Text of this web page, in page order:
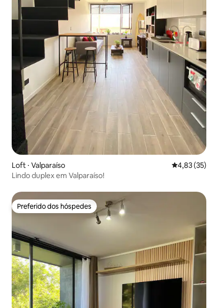
Loft ⋅ Valparaíso 4,83 de uma
4,83 (35)
Lindo duplex em Valparaíso!
Preferido dos hóspedes
Preferido dos hóspedes